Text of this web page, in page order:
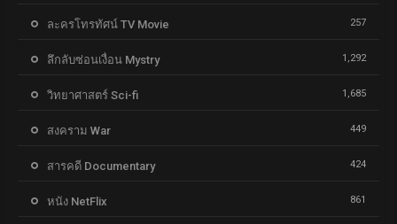
ละครโทรทัศน์ TV Movie 257
ลึกลับซ่อนเงื่อน Mystry 1,292
วิทยาศาสตร์ Sci-fi 1,685
สงคราม War 449
สารคดี Documentary 424
หนัง NetFlix 861